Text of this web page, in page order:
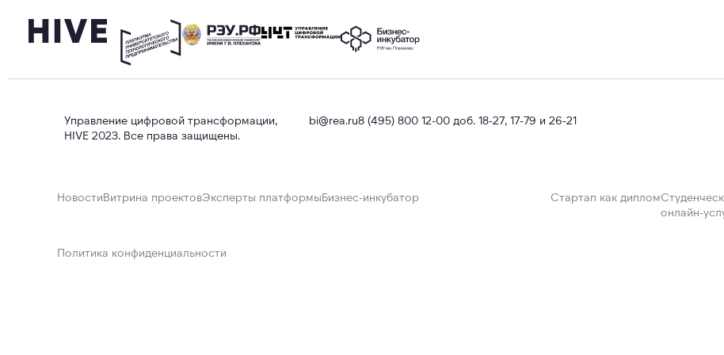
Управление цифровой трансформации,
HIVE 2023. Все права защищены.
bi@rea.ru8 (495) 800 12-00 доб. 18-27, 17-79 и 26-21
НовостиВитрина проектовЭксперты платформыБизнес-инкубатор Стартап как диплом
онлайн-
Политика конфиденциальности